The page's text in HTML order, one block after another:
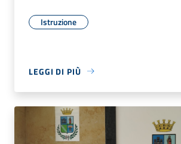
Istruzione
LEGGI DI PIÙ